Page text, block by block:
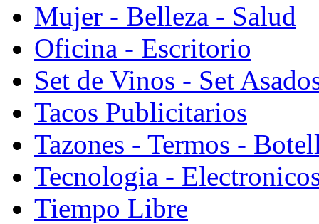
Mujer - Belleza - Salud
Oficina - Escritorio
Set de Vinos - Set
Tacos Publicitarios
Tazones - Termos -
Tecnologia -
Tiempo Libre